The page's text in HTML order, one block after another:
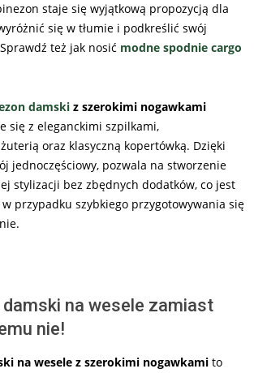
staje się wyjątkową propozycją dla
się w tłumie i podkreślić swój
też jak nosić modne spodnie cargo
damski z szerokimi nogawkami
się z eleganckimi szpilkami,
oraz klasyczną kopertówką. Dzięki
jednoczęściowy, pozwala na stworzenie
stylizacji bez zbędnych dodatków, co jest
przypadku szybkiego przygotowywania się
na wesele zamiast
nie!
na wesele z szerokimi nogawkami to